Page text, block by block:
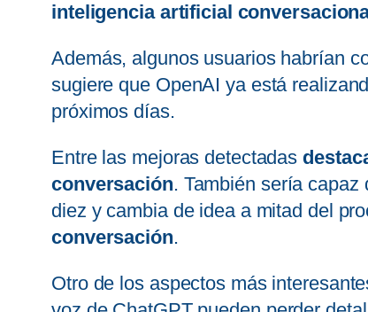
inteligencia artificial
Además, algunos usuarios habrían
sugiere que OpenAI ya está
próximos días.
Entre las mejoras detectadas
conversación. También sería
diez y cambia de idea a mitad del
conversación.
Otro de los aspectos más